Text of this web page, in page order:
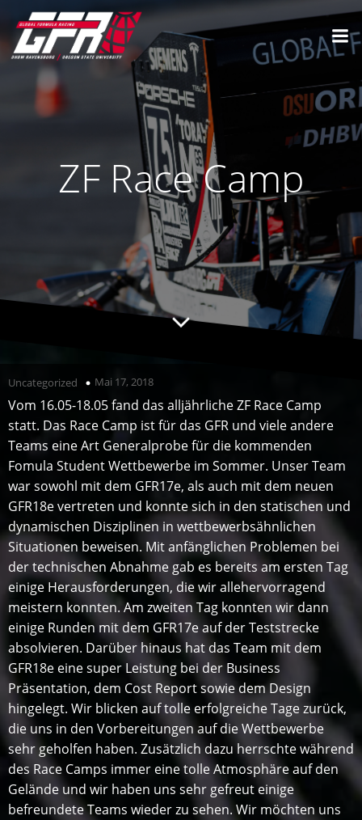
ZF Race Camp
Uncategorized Mai 17, 2018
Vom 16.05-18.05 fand das alljährliche ZF Race Camp
statt. Das Race Camp ist für das GFR und viele andere
Teams eine Art Generalprobe für die kommenden
Fomula Student Wettbewerbe im Sommer. Unser Team
war sowohl mit dem GFR17e, als auch mit dem neuen
GFR18e vertreten und konnte sich in den statischen und
dynamischen Disziplinen in wettbewerbsähnlichen
Situationen beweisen. Mit anfänglichen Problemen bei
der technischen Abnahme gab es bereits am ersten Tag
einige Herausforderungen, die wir allehervorragend
meistern konnten. Am zweiten Tag konnten wir dann
einige Runden mit dem GFR17e auf der Teststrecke
absolvieren. Darüber hinaus hat das Team mit dem
GFR18e eine super Leistung bei der Business
Präsentation, dem Cost Report sowie dem Design
hingelegt. Wir blicken auf tolle erfolgreiche Tage zurück,
die uns in den Vorbereitungen auf die Wettbewerbe
sehr geholfen haben. Zusätzlich dazu herrschte während
des Race Camps immer eine tolle Atmosphäre auf den
Gelände und wir haben uns sehr gefreut einige
befreundete Teams wieder zu sehen. Wir möchten uns